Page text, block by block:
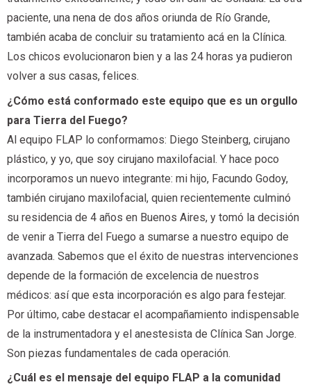
paciente, una nena de dos años oriunda de Río Grande,
también acaba de concluir su tratamiento acá en la Clínica.
Los chicos evolucionaron bien y a las 24 horas ya pudieron
volver a sus casas, felices.
¿Cómo está conformado este equipo que es un orgullo
para Tierra del Fuego?
Al equipo FLAP lo conformamos: Diego Steinberg, cirujano
plástico, y yo, que soy cirujano maxilofacial. Y hace poco
incorporamos un nuevo integrante: mi hijo, Facundo Godoy,
también cirujano maxilofacial, quien recientemente culminó
su residencia de 4 años en Buenos Aires, y tomó la decisión
de venir a Tierra del Fuego a sumarse a nuestro equipo de
avanzada. Sabemos que el éxito de nuestras intervenciones
depende de la formación de excelencia de nuestros
médicos: así que esta incorporación es algo para festejar.
Por último, cabe destacar el acompañamiento indispensable
de la instrumentadora y el anestesista de Clínica San Jorge.
Son piezas fundamentales de cada operación.
¿Cuál es el mensaje del equipo FLAP a la comunidad